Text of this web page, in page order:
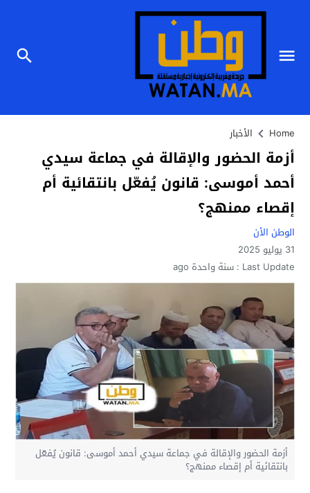
Home الأخبار
أزمة الحضور والإقالة في جماعة سيدي
أحمد أموسى: قانون يُفعّل بانتقائية أم
إقصاء ممنهج؟
الوطن الأن
31 يوليو 2025
Last Update : سنة واحدة ago
أزمة الحضور والإقالة في جماعة سيدي أحمد أموسى: قانون يُفعّل
بانتقائية أم إقصاء ممنهج؟